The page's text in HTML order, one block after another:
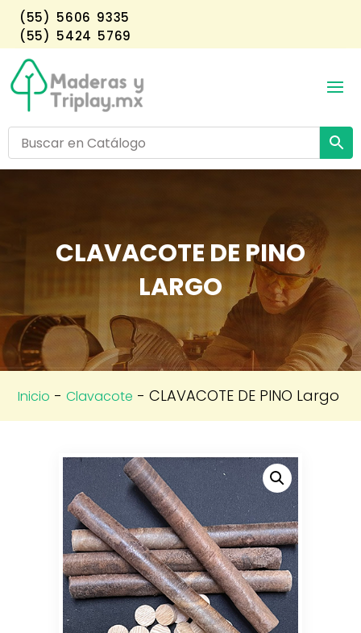
(55) 5606 9335
(55) 5424 5769
CLAVACOTE DE PINO
LARGO
Inicio -Clavacote - CLAVACOTE DE PINO Largo